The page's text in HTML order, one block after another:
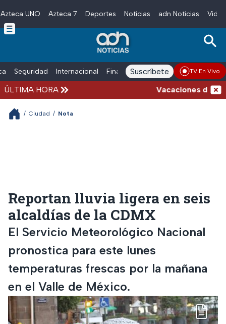
Skip to main content
Azteca UNO Azteca 7 Deportes Noticias adn Noticias
Seguridad Internacional Finanzas adn Noticias Radio
Suscríbete TV En Vivo
ÚLTIMA HORA Vacaciones de
/ Ciudad / Nota
Reportan lluvia ligera en seis
alcaldías de la CDMX
El Servicio Meteorológico Nacional
pronostica para este lunes
temperaturas frescas por la mañana
en el Valle de México.